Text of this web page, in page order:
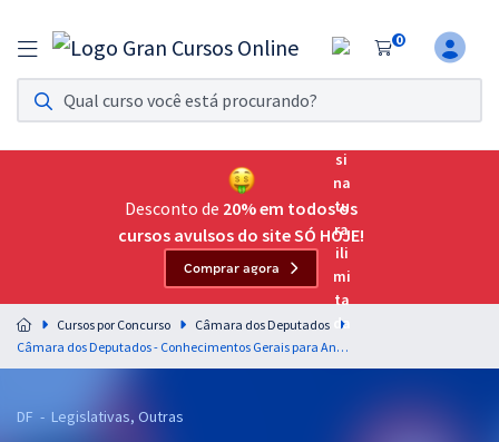
0
Assinatura Ilimitada 11
Acesso a todos os cursos. Teste grátis por 7 dias!
Assinatura OAB Até Passar
Acesso ilimitado a toda preparação para o Exame da
Residências Multiprofissionais
Preparação completa e intensiva para as principais
residências em saúde do Brasil
Desconto de 20% em todos os
cursos avulsos do site SÓ HOJE!
Comprar agora
Cursos por Concurso
Câmara dos Deputados
Câmara dos Deputados - Conhecimentos Gerais para Analista Legislativo/Consultoria (Pré-edital)
DF - Legislativas, Outras